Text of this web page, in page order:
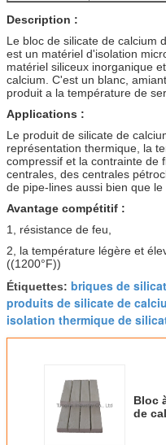
Description :
Le bloc de silicate de calcium
est un matériel d'isolation
matériel siliceux inorganique
calcium. C'est un blanc,
produit a la température de
Applications :
Le produit de silicate de
représentation thermique, la
compressif et la contrainte de
centrales, des centrales
de pipe-lines aussi bien que
Avantage compétitif :
1, résistance de feu,
2, la température légère et
((1200°F))
Étiquettes: briques de
produits de silicate de
isolation thermique de
Bloc
de